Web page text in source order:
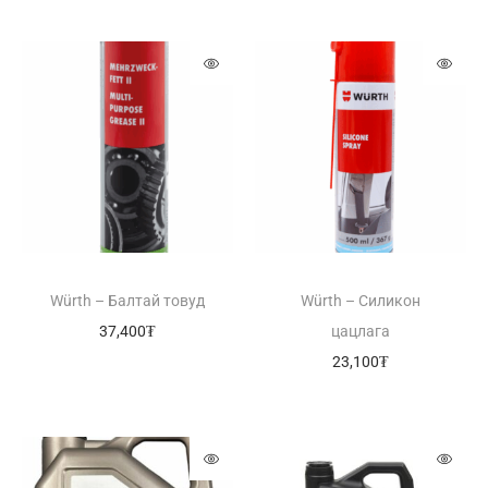
Würth – Балтай товуд
37,400₮
Würth – Силикон
цацлага
23,100₮